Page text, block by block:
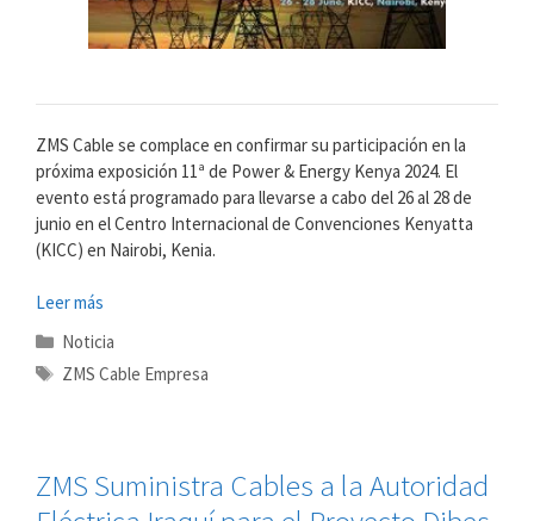
ZMS Cable se complace en confirmar su participación en la
próxima exposición 11ª de Power & Energy Kenya 2024. El
evento está programado para llevarse a cabo del 26 al 28 de
junio en el Centro Internacional de Convenciones Kenyatta
(KICC) en Nairobi, Kenia.
Leer más
Categorías
Noticia
Etiquetas
ZMS Cable Empresa
ZMS Suministra Cables a la Autoridad